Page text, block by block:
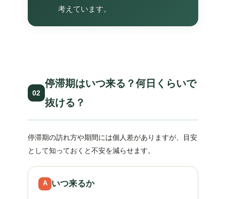
考えています。
02
停滞期はいつ来る？何日くらいで
抜ける？
停滞期の訪れ方や期間には個人差がありますが、目安
として知っておくと不安を減らせます。
A いつ来るか